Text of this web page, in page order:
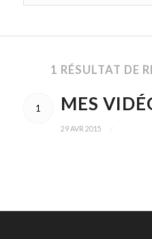
1 RÉSULTAT DE
1 MES
29 AVR 2015